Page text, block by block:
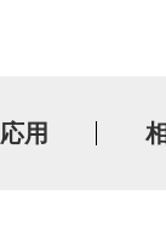
応用